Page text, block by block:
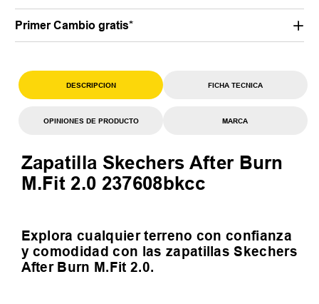
Primer Cambio gratis*
DESCRIPCION FICHA TECNICA
OPINIONES DE PRODUCTO MARCA
Zapatilla Skechers After Burn
M.Fit 2.0 237608bkcc
Explora cualquier terreno con confianza
y comodidad con las zapatillas Skechers
After Burn M.Fit 2.0.